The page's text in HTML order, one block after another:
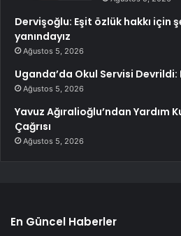
Dervişoğlu: Eşit özlük hakkı için
yanındayız
Ağustos 5, 2026
Uganda’da Okul Servisi Devrildi:
Ağustos 5, 2026
Yavuz Ağıralioğlu’ndan Yardım
Çağrısı
Ağustos 5, 2026
En Güncel Haberler